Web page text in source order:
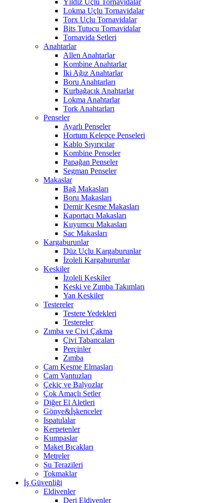
Yıldız Uçlu Tornavidalar
Lokma Uçlu Tornavidalar
Torx Uçlu Tornavidalar
Bits Tutucu Tornavidalar
Tornavida Setleri
Anahtarlar
Allen Anahtarlar
Kombine Anahtarlar
İki Ağız Anahtarlar
Boru Anahtarları
Kurbağacık Anahtarlar
Lokma Anahtarlar
Tork Anahtarları
Penseler
Ayarlı Penseler
Hortum Kelepçe Penseleri
Kablo Sıyırıcılar
Kombine Penseler
Papağan Penseler
Segman Penseler
Makaslar
Bağ Makasları
Boru Makasları
Demir Kesme Makasları
Kaportacı Makasları
Kuyumcu Makasları
Sac Makasları
Kargaburunlar
Düz Uçlu Kargaburunlar
İzoleli Kargaburunlar
Keskiler
İzoleli Keskiler
Keski ve Zımba Takımları
Yan Keskiler
Testereler
Testere Yedekleri
Testereler
Zımba ve Çivi Çakma
Çivi Tabancaları
Perçinler
Zımba
Cam Kesme Elmasları
Cam Vantuzları
Çekiç ve Balyozlar
Çok Amaçlı Setler
Diğer El Aletleri
Gönye&İşkenceler
Ispatulalar
Kerpetenler
Kumpaslar
Maket Bıçakları
Metreler
Su Terazileri
Tokmaklar
İş Güvenliği
Eldivenler
Deri Eldivenler